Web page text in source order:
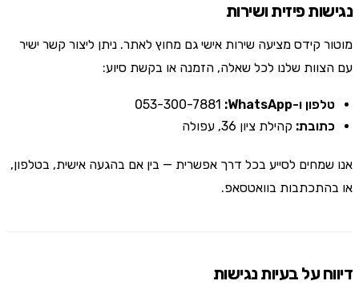
נגישות פיזית ושירות
מוטור קידס מציעה שירות אישי גם מחוץ לאתר. ניתן ליצור קשר ישיר
עם הצוות שלנו לכל שאלה, הזמנה או בקשת סיוע:
טלפון ו-WhatsApp:
053-300-7881
כתובת: קהילת ציון 36, עפולה
אנו שמחים לסייע בכל דרך אפשרית — בין אם בהגעה אישית, בטלפון,
או בהתכתבות בוואטסאפ.
דיווח על בעיות נגישות